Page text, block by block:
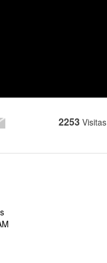
2253 Visitas